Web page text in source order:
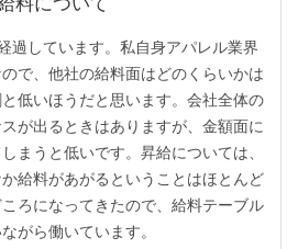
過しています。私自身アパレル業界
で、他社の給料面はどのくらいかは
低いほうだと思います。会社全体の
が出るときはありますが、金額面に
まうと低いです。昇給については、
給料があがるということはほとんど
ろになってきたので、給料テーブル
がら働いています。